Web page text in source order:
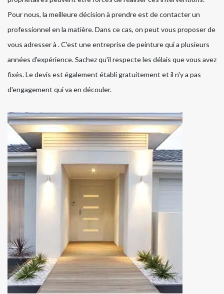
Pour nous, la meilleure décision à prendre est de contacter un
professionnel en la matière. Dans ce cas, on peut vous proposer de
vous adresser à . C'est une entreprise de peinture qui a plusieurs
années d'expérience. Sachez qu'il respecte les délais que vous avez
fixés. Le devis est également établi gratuitement et il n'y a pas
d'engagement qui va en découler.